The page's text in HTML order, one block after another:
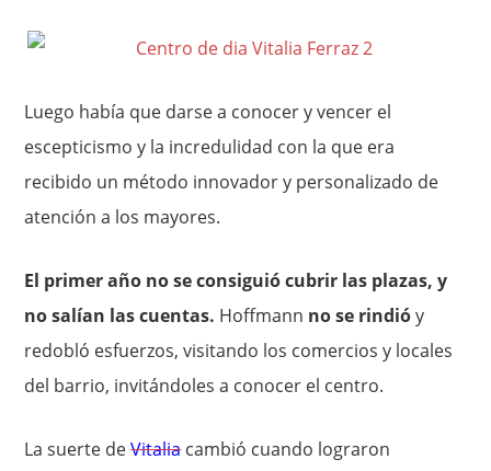
Luego había que darse a conocer y vencer el
escepticismo y la incredulidad con la que era
recibido un método innovador y personalizado de
atención a los mayores.
El primer año no se consiguió cubrir las plazas, y
no salían las cuentas. Hoffmann no se rindióy
redobló esfuerzos, visitando los comercios y locales
del barrio, invitándoles a conocer el centro.
La suerte deVitaliacambió cuando lograron